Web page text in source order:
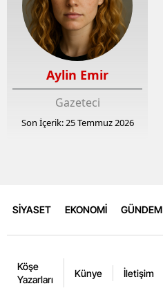
Aylin Emir
Gazeteci
Son İçerik: 25 Temmuz 2026
SİYASET EKONOMİ GÜNDEM
Köşe
Yazarları
Künye İletişim